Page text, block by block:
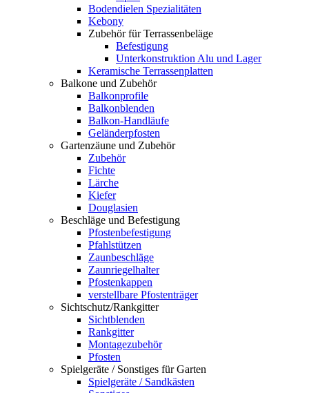
Bodendielen Spezialitäten
Kebony
Zubehör für Terrassenbeläge
Befestigung
Unterkonstruktion Alu und Lager
Keramische Terrassenplatten
Balkone und Zubehör
Balkonprofile
Balkonblenden
Balkon-Handläufe
Geländerpfosten
Gartenzäune und Zubehör
Zubehör
Fichte
Lärche
Kiefer
Douglasien
Beschläge und Befestigung
Pfostenbefestigung
Pfahlstützen
Zaunbeschläge
Zaunriegelhalter
Pfostenkappen
verstellbare Pfostenträger
Sichtschutz/Rankgitter
Sichtblenden
Rankgitter
Montagezubehör
Pfosten
Spielgeräte / Sonstiges für Garten
Spielgeräte / Sandkästen